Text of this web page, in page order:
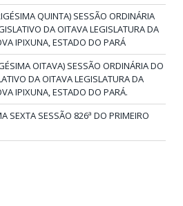
QUINTA) SESSÃO ORDINÁRIA
DA OITAVA LEGISLATURA DA
IPIXUNA, ESTADO DO PARÁ
OITAVA) SESSÃO ORDINÁRIA DO
DA OITAVA LEGISLATURA DA
IPIXUNA, ESTADO DO PARÁ.
SEXTA SESSÃO 826ª DO PRIMEIRO